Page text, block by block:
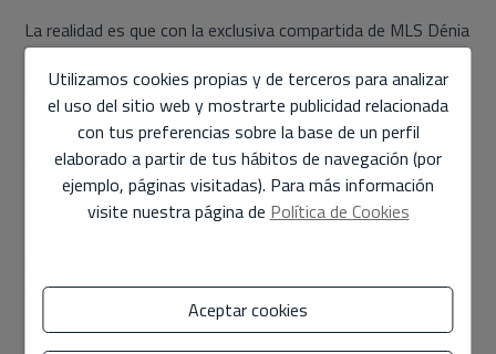
La realidad es que con la exclusiva compartida de MLS Dénia
ocurre justo lo contrario, ya que firmas con una agencia,
pero tu vivienda pasa a estar disponible para todas las
agencias que forman parte de la red. Eso significa que un
único interlocutor gestiona la venta, pero decenas de
profesionales trabajan coordinados para encontrar al
comprador ideal.
personalizado. El propietario gana seguridad, evita el
desgaste de su vivienda en los portales y multiplica la
visibilidad sin perder el control.
Utilizamos cookies propias y de terceros para analizar
el uso del sitio web y mostrarte publicidad relacionada
con tus preferencias sobre la base de un perfil
elaborado a partir de tus hábitos de navegación (por
ejemplo, páginas visitadas). Para más información
visite nuestra página de Política de Cookies
Aceptar cookies